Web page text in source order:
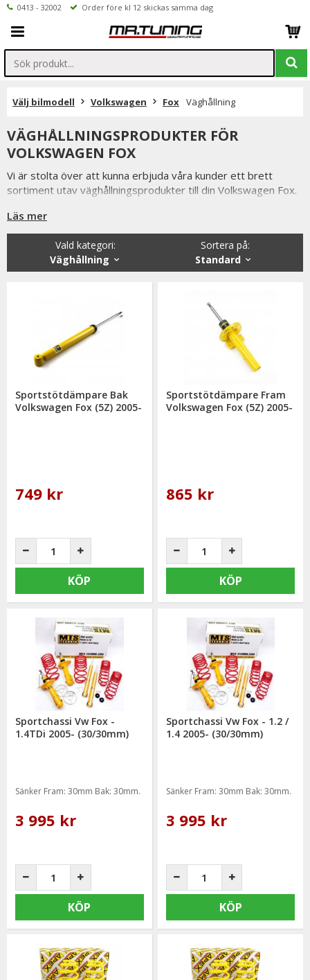
0413 - 32002 Order före kl 12 skickas samma dag
Välj bilmodell Volkswagen Fox Väghållning
VÄGHÅLLNINGSPRODUKTER FÖR
VOLKSWAGEN FOX
Vi är stolta över att kunna erbjuda våra kunder ett brett
sortiment utav väghållningsprodukter till din Volkswagen Fox.
Så som coilovers, sportchassi, sänkningssatser
Från kända tillverkare så som XYZ, MTS-Technk, Ta-Technik
Läs mer
Sortera på:
Standard
Vald kategori:
Väghållning
Sportstötdämpare Bak
Volkswagen Fox (5Z) 2005-
749 kr
KÖP
Sportstötdämpare Fram
Volkswagen Fox (5Z) 2005-
865 kr
KÖP
Sportchassi Vw Fox -
1.4TDi 2005- (30/30mm)
Sänker Fram: 30mm Bak: 30mm.
3 995 kr
KÖP
Sportchassi Vw Fox - 1.2 /
1.4 2005- (30/30mm)
Sänker Fram: 30mm Bak: 30mm.
3 995 kr
KÖP